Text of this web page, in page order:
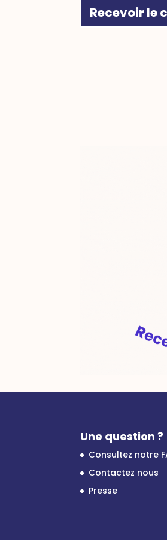
Recevoir le
Une question ?
Consultez notre
Contactez nous
Presse